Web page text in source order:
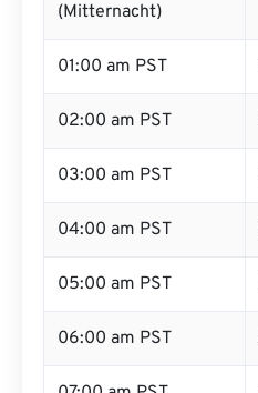
(Mitternacht)
01:00 am PST
02:00 am PST
03:00 am PST
04:00 am PST
05:00 am PST
06:00 am PST